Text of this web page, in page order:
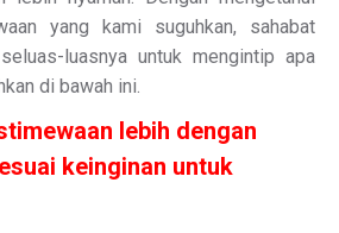
yang kami suguhkan, sahabat
luasnya untuk mengintip apa
di bawah ini.
lebih dengan
keinginan untuk